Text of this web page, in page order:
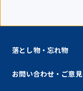
落とし物・忘れ物
お問い合わせ・ご意見